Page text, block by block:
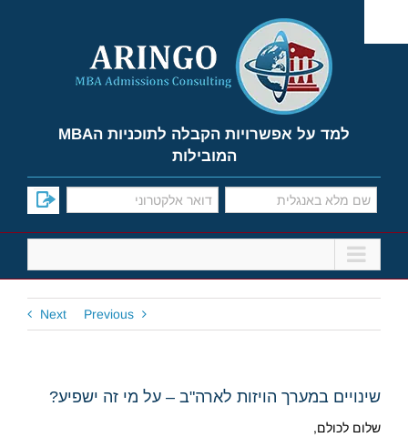
content
למד על אפשרויות הקבלה לתוכניות הMBA
המובילות
Previous
Next
שינויים במערך הויזות לארה"ב – על מי זה ישפיע?
שלום לכולם,